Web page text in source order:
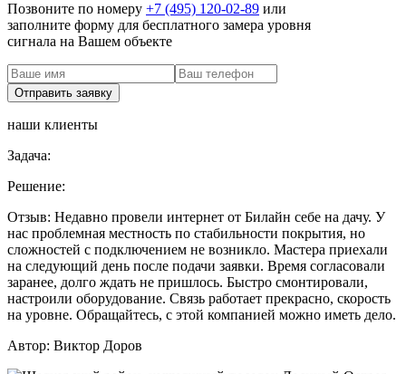
Позвоните по номеру +7 (495) 120-02-89 или
заполните форму для бесплатного замера уровня
сигнала на Вашем объекте
наши клиенты
Задача:
Решение:
Отзыв: Недавно провели интернет от Билайн себе на дачу. У
нас проблемная местность по стабильности покрытия, но
сложностей с подключением не возникло. Мастера приехали
на следующий день после подачи заявки. Время согласовали
заранее, долго ждать не пришлось. Быстро смонтировали,
настроили оборудование. Связь работает прекрасно, скорость
на уровне. Обращайтесь, с этой компанией можно иметь дело.
Автор: Виктор Доров